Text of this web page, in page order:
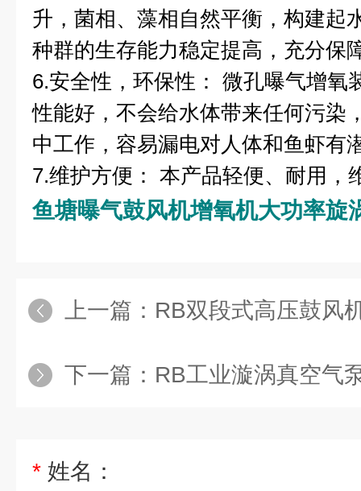
升，菌相、藻相自然平衡，构建起
种群的生存能力稳定提高，充分保
6.安全性，环保性： 微孔曝气增氧
性能好，不会给水体带来任何污染
中工作，容易漏电对人体和鱼虾有
7.维护方便： 本产品轻便、耐用，
鱼塘曝气鼓风机增氧机大功率旋
上一篇： RB双段式高压鼓风
下一篇： RB工业漩涡真空气
* 姓名：